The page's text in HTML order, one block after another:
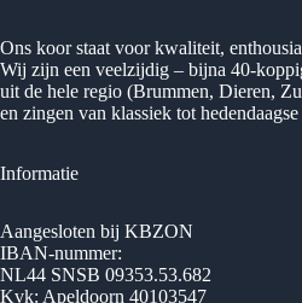
Ons koor staat voor kwaliteit,
Wij zijn een veelzijdig – bijna 40-
uit de hele regio (Brummen, Dieren,
en zingen van klassiek tot
Informatie
Aangesloten bij KBZON
IBAN-nummer:
NL44 SNSB 09353.53.682
Kvk: Apeldoorn 40103547